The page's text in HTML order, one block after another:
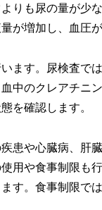
りも尿の量が少
が増加し、血圧
ます。尿検査で
中のクレアチニ
を確認します。
患や心臓病、肝
用や食事制限も
す。食事制限で